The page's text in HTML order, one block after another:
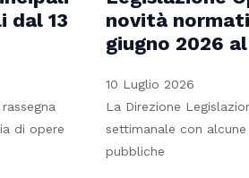
dal 13
di opere
novità
giugno 2026
10 Luglio 2026
La Direzione
settimanale con
pubbliche